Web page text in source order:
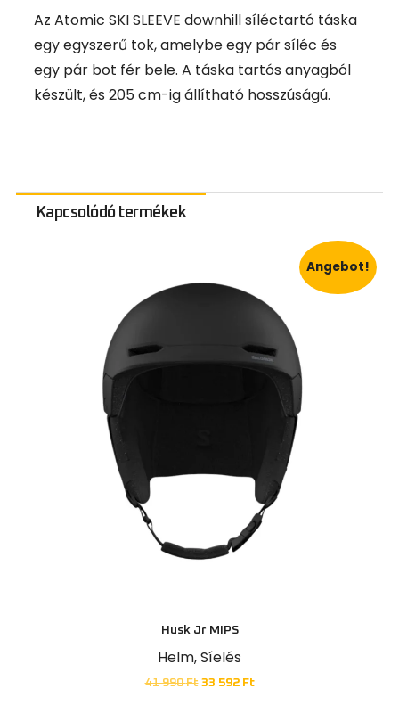
Az Atomic SKI SLEEVE downhill síléctartó táska
egy egyszerű tok, amelybe egy pár síléc és
egy pár bot fér bele. A táska tartós anyagból
készült, és 205 cm-ig állítható hosszúságú.
Kapcsolódó termékek
Angebot!
Husk Jr MIPS
Helm,Síelés
41 990Ft 33 592 Ft